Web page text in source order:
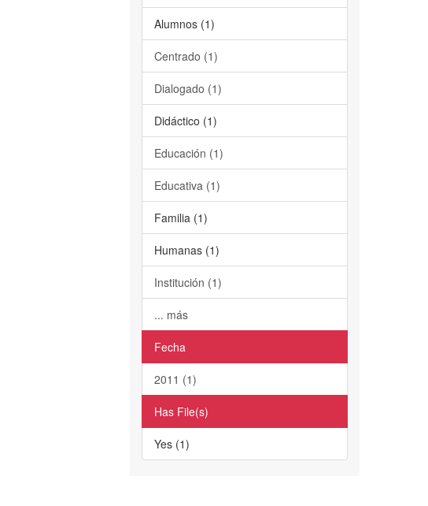
Alumnos (1)
Centrado (1)
Dialogado (1)
Didáctico (1)
Educación (1)
Educativa (1)
Familia (1)
Humanas (1)
Institución (1)
... más
Fecha
2011 (1)
Has File(s)
Yes (1)